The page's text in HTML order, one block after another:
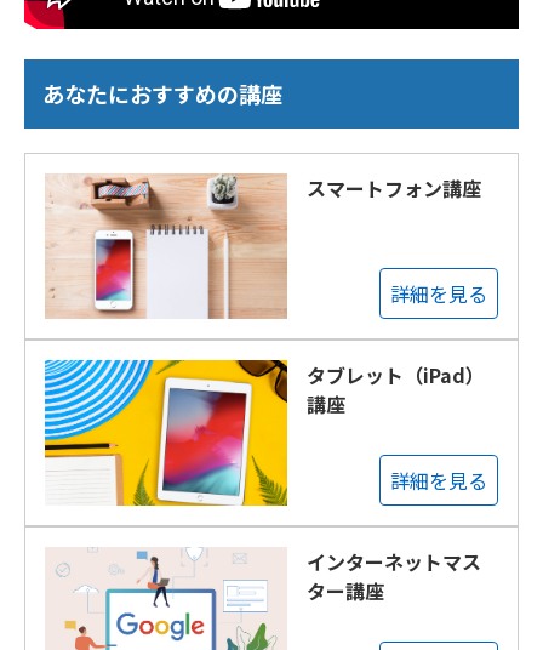
あなたにおすすめの講座
スマートフォン講座
詳細を見る
タブレット（iPad）
講座
詳細を見る
インターネットマス
ター講座